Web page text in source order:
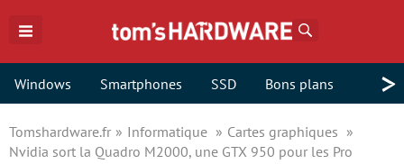
Windows Smartphones SSD Bons plans >
Tomshardware.fr Informatique
Cartes graphiques
Nvidia sort la Quadro M2000, une GTX 950 pour les Pro